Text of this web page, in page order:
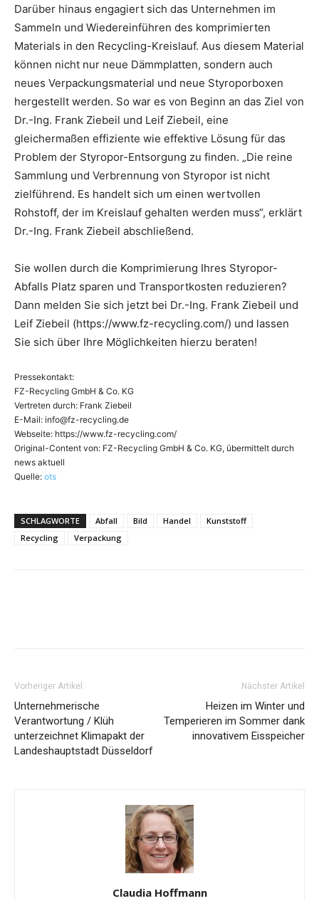
Darüber hinaus engagiert sich das Unternehmen im
Sammeln und Wiedereinführen des komprimierten
Materials in den Recycling-Kreislauf. Aus diesem Material
können nicht nur neue Dämmplatten, sondern auch
neues Verpackungsmaterial und neue Styroporboxen
hergestellt werden. So war es von Beginn an das Ziel von
Dr.-Ing. Frank Ziebeil und Leif Ziebeil, eine
gleichermaßen effiziente wie effektive Lösung für das
Problem der Styropor-Entsorgung zu finden. „Die reine
Sammlung und Verbrennung von Styropor ist nicht
zielführend. Es handelt sich um einen wertvollen
Rohstoff, der im Kreislauf gehalten werden muss“, erklärt
Dr.-Ing. Frank Ziebeil abschließend.
Sie wollen durch die Komprimierung Ihres Styropor-
Abfalls Platz sparen und Transportkosten reduzieren?
Dann melden Sie sich jetzt bei Dr.-Ing. Frank Ziebeil und
Leif Ziebeil (https://www.fz-recycling.com/) und lassen
Sie sich über Ihre Möglichkeiten hierzu beraten!
Pressekontakt:
FZ-Recycling GmbH & Co. KG
Vertreten durch: Frank Ziebeil
E-Mail: info@fz-recycling.de
Webseite: https://www.fz-recycling.com/
Original-Content von: FZ-Recycling GmbH & Co. KG, übermittelt durch
news aktuell
Quelle: ots
SCHLAGWORTE Abfall Bild Handel
Kunststoff
Recycling
Verpackung
Vorheriger Artikel
Unternehmerische
Verantwortung / Klüh
unterzeichnet Klimapakt der
Landeshauptstadt Düsseldorf
Nächster Artikel
Heizen im Winter und
Temperieren im Sommer dank
innovativem Eisspeicher
Claudia Hoffmann